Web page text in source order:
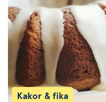
Kakor & fika